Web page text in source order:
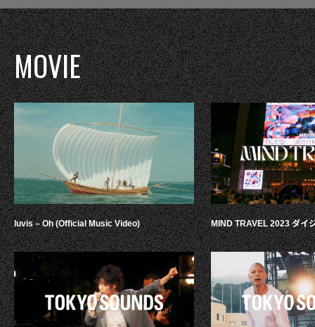
MOVIE
luvis – Oh (Official Music Video) MIND TRAVEL 2023 ダイ